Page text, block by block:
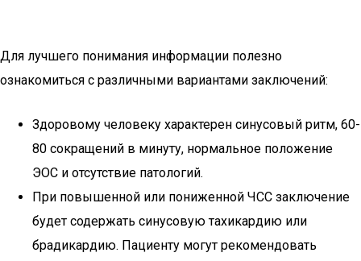
Для лучшего понимания информации полезно
ознакомиться с различными вариантами заключений:
Здоровому человеку характерен синусовый ритм, 60-
80 сокращений в минуту, нормальное положение
ЭОС и отсутствие патологий.
При повышенной или пониженной ЧСС заключение
будет содержать синусовую тахикардию или
брадикардию. Пациенту могут рекомендовать